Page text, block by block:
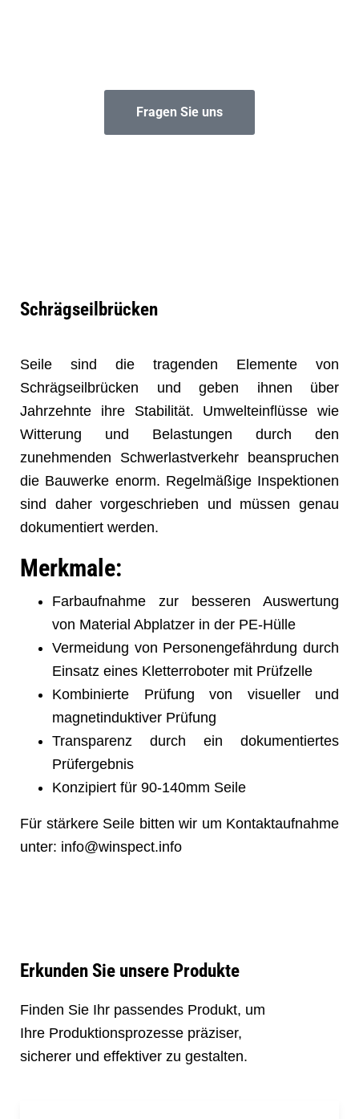
Fragen Sie uns
Schrägseilbrücken
Seile sind die tragenden Elemente von
Schrägseilbrücken und geben ihnen über
Jahrzehnte ihre Stabilität. Umwelteinflüsse wie
Witterung und Belastungen durch den
zunehmenden Schwerlastverkehr beanspruchen
die Bauwerke enorm. Regelmäßige Inspektionen
sind daher vorgeschrieben und müssen genau
dokumentiert werden.
Merkmale:
Farbaufnahme zur besseren Auswertung
von Material Abplatzer in der PE-Hülle
Vermeidung von Personengefährdung durch
Einsatz eines Kletterroboter mit Prüfzelle
Kombinierte Prüfung von visueller und
magnetinduktiver Prüfung
Transparenz durch ein dokumentiertes
Prüfergebnis
Konzipiert für 90-140mm Seile
Für stärkere Seile bitten wir um Kontaktaufnahme
unter: info@winspect.info
Erkunden Sie unsere Produkte
Finden Sie Ihr passendes Produkt, um
Ihre Produktionsprozesse präziser,
sicherer und effektiver zu gestalten.